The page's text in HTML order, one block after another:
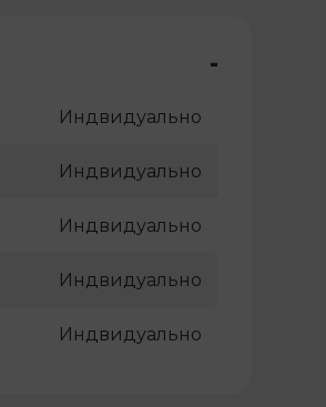
-
Индвидуально
Индвидуально
Индвидуально
Индвидуально
Индвидуально